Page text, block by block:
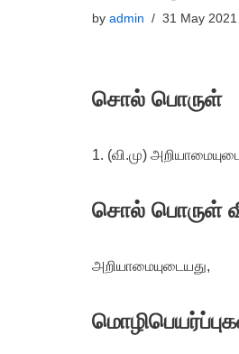
by admin 31 May 2021
சொல் பொருள்
1. (வி.மு)
சொல் பொருள்
அறியாமையுடையது,